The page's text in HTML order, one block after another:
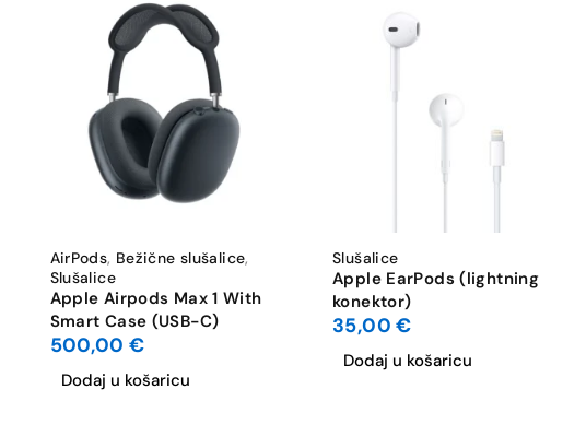
AirPods, Bežične slušalice,
Slušalice
Apple Airpods Max 1 With
Smart Case (USB-C)
500,00€
Dodaj u košaricu
Slušalice
Apple EarPods (lightning
konektor)
35,00€
Dodaj u košaricu